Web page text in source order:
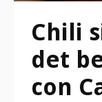
Chili
det
con